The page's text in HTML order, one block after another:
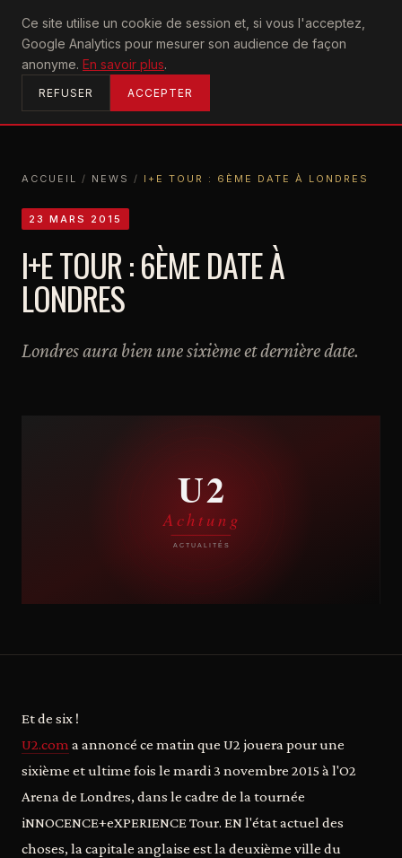
Ce site utilise un cookie de session et, si vous l'acceptez,
Google Analytics pour mesurer son audience de façon
anonyme. En savoir plus.
REFUSER ACCEPTER
U2achtung
ACCUEIL
ACCUEIL / NEWS / I+E TOUR : 6ÈME DATE À LONDRES
23 MARS 2015
I+E TOUR : 6ÈME DATE À
LONDRES
Londres aura bien une sixième et dernière date.
Et de six !
U2.com a annoncé ce matin que U2 jouera pour une
sixième et ultime fois le mardi 3 novembre 2015 à l'O2
Arena de Londres, dans le cadre de la tournée
iNNOCENCE+eXPERIENCE Tour. EN l'état actuel des
choses, la capitale anglaise est la deuxième ville du